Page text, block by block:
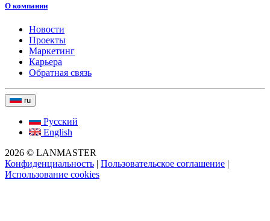
О компании
Новости
Проекты
Маркетинг
Карьера
Обратная связь
ru
Русский
English
2026 © LANMASTER
Конфиденциальность | Пользовательское соглашение |
Использование cookies